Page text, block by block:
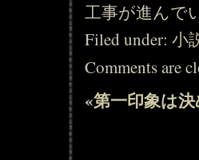
工事が進んで
Filed under:小
Comments are
«第一印象は